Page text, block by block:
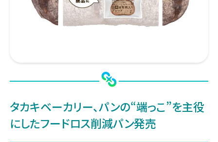
タカキベーカリー、パンの“端っこ”を主役
にしたフードロス削減パン発売